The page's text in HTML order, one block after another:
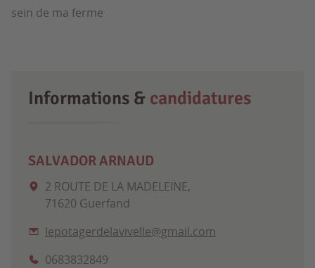
sein de ma ferme
Informations & candidatures
SALVADOR ARNAUD
2 ROUTE DE LA MADELEINE,
71620 Guerfand
lepotagerdelavivelle@gmail.com
0683832849